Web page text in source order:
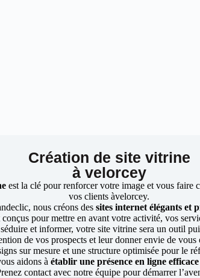
Création de site vitrine
à velorcey
est la clé pour renforcer votre image et vous faire
vos clients àvelorcey.
nous créons dessites internet élégants et
conçus pour mettre en avant votre activité, vos
et informer, votre site vitrine sera un outil
de vos prospects et leur donner envie de vous
sur mesure et une structure optimisée pour le
aidons à établir une présence en ligne
contact avec notre équipe pour démarrer